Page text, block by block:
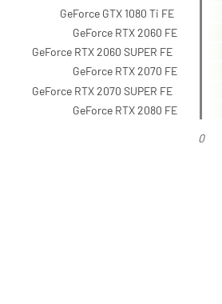
0
GeForce GTX 1080 Ti FE
GeForce RTX 2060 FE
GeForce RTX 2060 SUPER FE
GeForce RTX 2070 FE
GeForce RTX 2070 SUPER FE
GeForce RTX 2080 FE